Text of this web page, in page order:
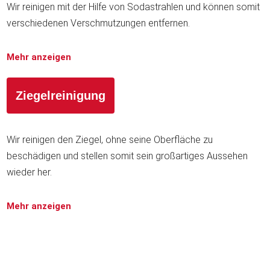
Wir reinigen mit der Hilfe von Sodastrahlen und können somit
verschiedenen Verschmutzungen entfernen.
Mehr anzeigen
Ziegelreinigung
Wir reinigen den Ziegel, ohne seine Oberfläche zu
beschädigen und stellen somit sein großartiges Aussehen
wieder her.
Mehr anzeigen